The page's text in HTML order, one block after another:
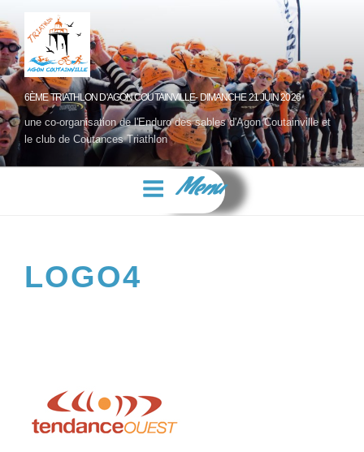
6ÈME TRIATHLON D'AGON COUTAINVILLE- DIMANCHE 21 JUIN 2026
une co-organisation de l'Enduro des sables d'Agon Coutainville et
le club de Coutances Triathlon
Menu
LOGO4